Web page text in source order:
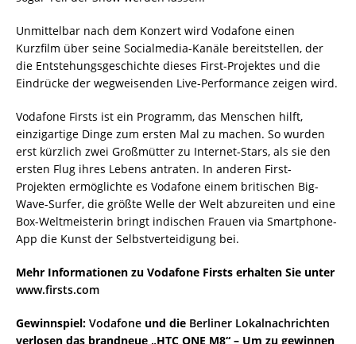
Unmittelbar nach dem Konzert wird Vodafone einen
Kurzfilm über seine Socialmedia-Kanäle bereitstellen, der
die Entstehungsgeschichte dieses First-Projektes und die
Eindrücke der wegweisenden Live-Performance zeigen wird.
Vodafone Firsts ist ein Programm, das Menschen hilft,
einzigartige Dinge zum ersten Mal zu machen. So wurden
erst kürzlich zwei Großmütter zu Internet-Stars, als sie den
ersten Flug ihres Lebens antraten. In anderen First-
Projekten ermöglichte es Vodafone einem britischen Big-
Wave-Surfer, die größte Welle der Welt abzureiten und eine
Box-Weltmeisterin bringt indischen Frauen via Smartphone-
App die Kunst der Selbstverteidigung bei.
Mehr Informationen zu Vodafone Firsts erhalten Sie unter
www.firsts.com
Gewinnspiel: Vodafone und die Berliner Lokalnachrichten
verlosen das brandneue „HTC ONE M8“ – Um zu gewinnen